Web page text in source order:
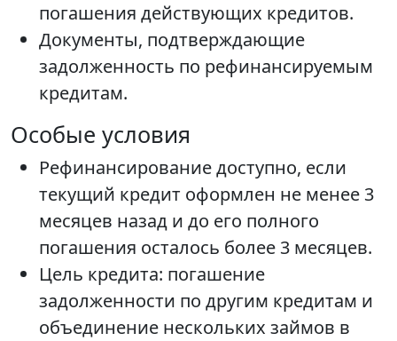
погашения действующих кредитов.
Документы, подтверждающие
задолженность по рефинансируемым
кредитам.
Особые условия
Рефинансирование доступно, если
текущий кредит оформлен не менее 3
месяцев назад и до его полного
погашения осталось более 3 месяцев.
Цель кредита: погашение
задолженности по другим кредитам и
объединение нескольких займов в